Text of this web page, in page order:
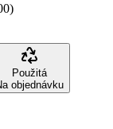
Použitá
objednávku